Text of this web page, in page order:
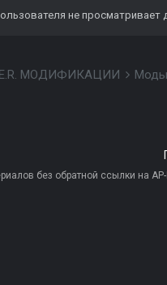
не просматривает
МОДИФИКАЦИИ
без обратной ссылки на